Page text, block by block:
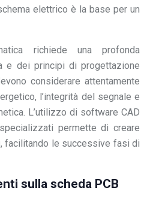
elettrico è la base per un
richiede una profonda
e dei principi di progettazione
considerare attentamente
l’integrità del segnale e
L’utilizzo di software CAD
permette di creare
facilitando le successive fasi di
sulla scheda PCB